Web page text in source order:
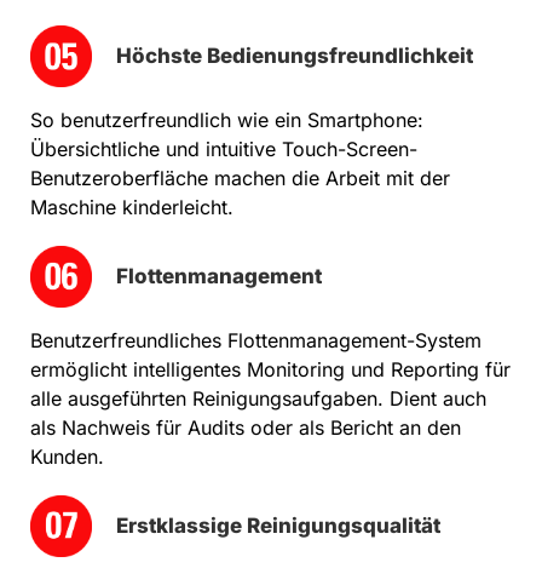
Höchste Bedienungsfreundlichkeit
So benutzerfreundlich wie ein Smartphone:
Übersichtliche und intuitive Touch-Screen-
Benutzeroberfläche machen die Arbeit mit der
Maschine kinderleicht.
Flottenmanagement
Benutzerfreundliches Flottenmanagement-System
ermöglicht intelligentes Monitoring und Reporting für
alle ausgeführten Reinigungsaufgaben. Dient auch
als Nachweis für Audits oder als Bericht an den
Kunden.
Erstklassige Reinigungsqualität